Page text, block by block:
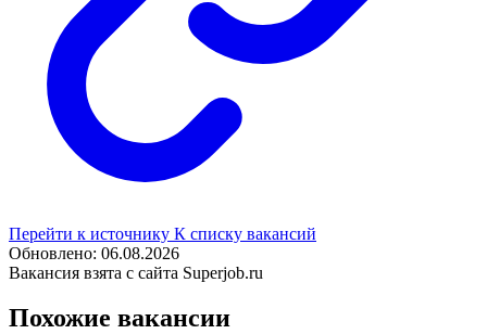
Перейти к источнику К списку вакансий
Обновлено: 06.08.2026
Вакансия взята с сайта Superjob.ru
Похожие вакансии